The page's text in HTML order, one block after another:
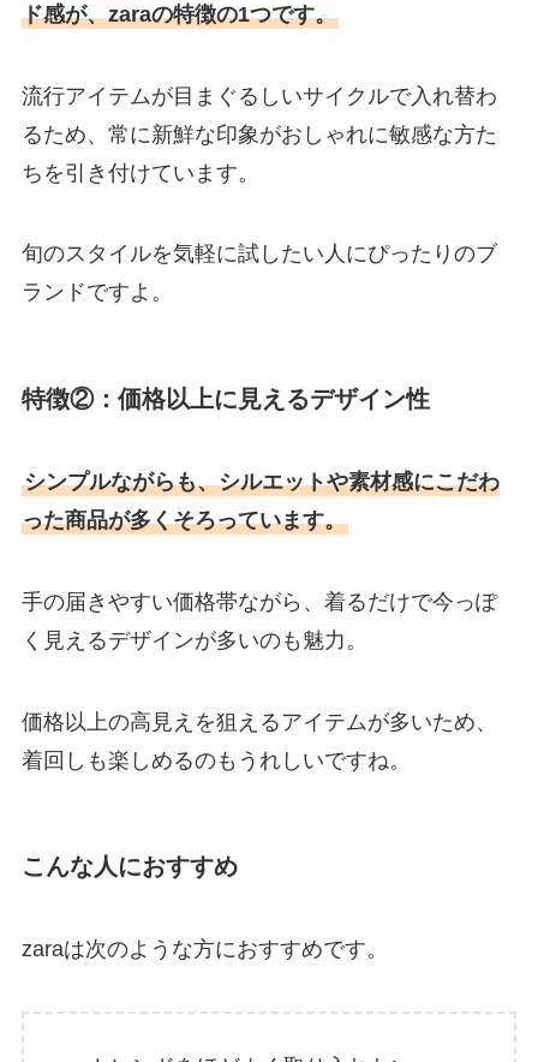
ド感が、zaraの特徴の1つです。
流行アイテムが目まぐるしいサイクルで入れ替わ
るため、常に新鮮な印象がおしゃれに敏感な方た
ちを引き付けています。
旬のスタイルを気軽に試したい人にぴったりのブ
ランドですよ。
特徴②：価格以上に見えるデザイン性
シンプルながらも、シルエットや素材感にこだわ
った商品が多くそろっています。
手の届きやすい価格帯ながら、着るだけで今っぽ
く見えるデザインが多いのも魅力。
価格以上の高見えを狙えるアイテムが多いため、
着回しも楽しめるのもうれしいですね。
こんな人におすすめ
zaraは次のような方におすすめです。